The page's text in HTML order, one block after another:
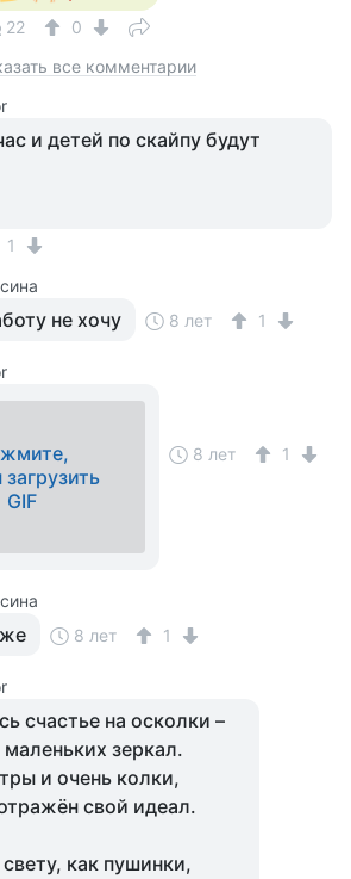
22
0
все комментарии
и детей по скайпу будут
1
не хочу 8 лет 1
GIF
8 лет 1
8 лет 1
счастье на осколки –
зеркал.
и очень колки,
свой идеал.
как пушинки,